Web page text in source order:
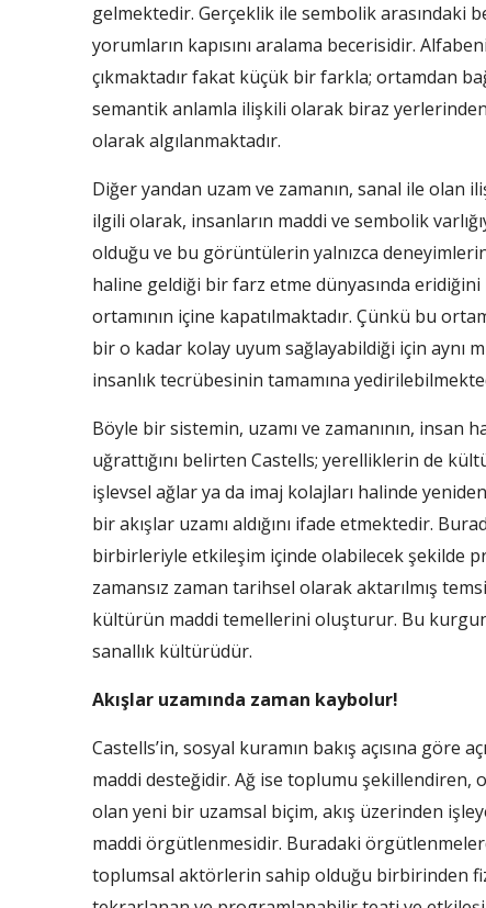
gelmektedir. Gerçeklik ile sembolik arasındaki
yorumların kapısını aralama becerisidir.
çıkmaktadır fakat küçük bir farkla; ortamdan
semantik anlamla ilişkili olarak biraz
olarak algılanmaktadır.
Diğer yandan uzam ve zamanın, sanal ile olan
ilgili olarak, insanların maddi ve sembolik
olduğu ve bu görüntülerin yalnızca
haline geldiği bir farz etme dünyasında
ortamının içine kapatılmaktadır. Çünkü bu
bir o kadar kolay uyum sağlayabildiği için aynı
insanlık tecrübesinin tamamına
Böyle bir sistemin, uzamı ve zamanının, insan
uğrattığını belirten Castells; yerelliklerin de
işlevsel ağlar ya da imaj kolajları halinde
bir akışlar uzamı aldığını ifade etmektedir.
birbirleriyle etkileşim içinde olabilecek şekilde
zamansız zaman tarihsel olarak aktarılmış
kültürün maddi temellerini oluşturur. Bu
sanallık kültürüdür.
Akışlar uzamında zaman kaybolur!
Castells’in, sosyal kuramın bakış açısına göre
maddi desteğidir. Ağ ise toplumu şekillendiren,
olan yeni bir uzamsal biçim, akış üzerinden
maddi örgütlenmesidir. Buradaki
toplumsal aktörlerin sahip olduğu birbirinden